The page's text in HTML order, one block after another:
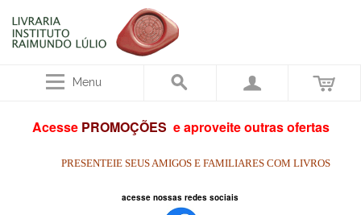
Menu
Acesse PROMOÇÕES e aproveite outras ofertas
PRESENTEIE SEUS AMIGOS E FAMILIARES COM LIVROS
acesse nossas redes sociais